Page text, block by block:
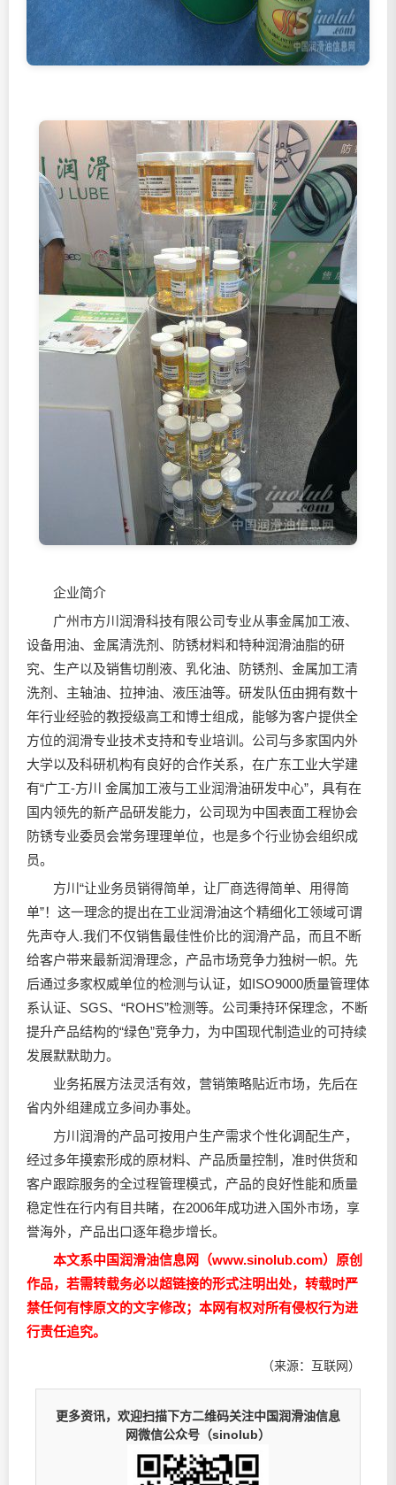
企业简介
广州市方川润滑科技有限公司专业从事金属加工液、
设备用油、金属清洗剂、防锈材料和特种润滑油脂的研
究、生产以及销售切削液、乳化油、防锈剂、金属加工清
洗剂、主轴油、拉抻油、液压油等。研发队伍由拥有数十
年行业经验的教授级高工和博士组成，能够为客户提供全
方位的润滑专业技术支持和专业培训。公司与多家国内外
大学以及科研机构有良好的合作关系，在广东工业大学建
有“广工-方川 金属加工液与工业润滑油研发中心”，具有在
国内领先的新产品研发能力，公司现为中国表面工程协会
防锈专业委员会常务理理单位，也是多个行业协会组织成
员。
方川“让业务员销得简单，让厂商选得简单、用得简
单”！这一理念的提出在工业润滑油这个精细化工领域可谓
先声夺人.我们不仅销售最佳性价比的润滑产品，而且不断
给客户带来最新润滑理念，产品市场竞争力独树一帜。先
后通过多家权威单位的检测与认证，如ISO9000质量管理体
系认证、SGS、“ROHS”检测等。公司秉持环保理念，不断
提升产品结构的“绿色”竞争力，为中国现代制造业的可持续
发展默默助力。
业务拓展方法灵活有效，营销策略贴近市场，先后在
省内外组建成立多间办事处。
方川润滑的产品可按用户生产需求个性化调配生产，
经过多年摸索形成的原材料、产品质量控制，准时供货和
客户跟踪服务的全过程管理模式，产品的良好性能和质量
稳定性在行内有目共睹，在2006年成功进入国外市场，享
誉海外，产品出口逐年稳步增长。
本文系中国润滑油信息网（www.sinolub.com）原创
作品，若需转载务必以超链接的形式注明出处，转载时严
禁任何有悖原文的文字修改；本网有权对所有侵权行为进
行责任追究。
（来源：互联网）
更多资讯，欢迎扫描下方二维码关注中国润滑油信息
网微信公众号（sinolub）